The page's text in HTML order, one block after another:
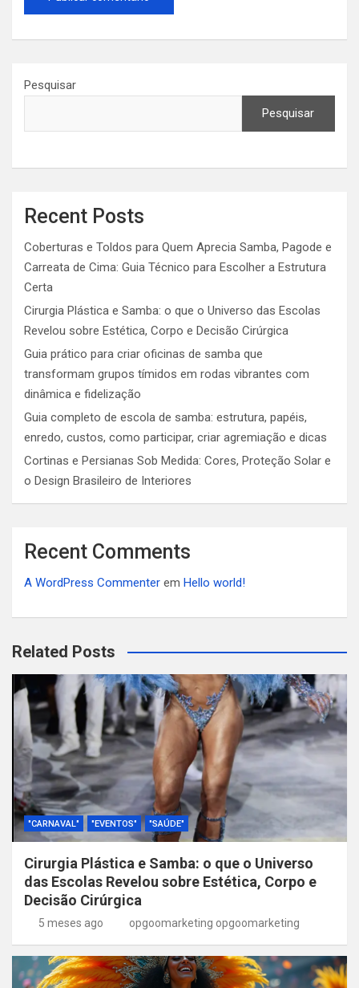
Pesquisar
Pesquisar
Recent Posts
Coberturas e Toldos para Quem Aprecia Samba, Pagode e
Carreata de Cima: Guia Técnico para Escolher a Estrutura
Certa
Cirurgia Plástica e Samba: o que o Universo das Escolas
Revelou sobre Estética, Corpo e Decisão Cirúrgica
Guia prático para criar oficinas de samba que
transformam grupos tímidos em rodas vibrantes com
dinâmica e fidelização
Guia completo de escola de samba: estrutura, papéis,
enredo, custos, como participar, criar agremiação e dicas
Cortinas e Persianas Sob Medida: Cores, Proteção Solar e
o Design Brasileiro de Interiores
Recent Comments
A WordPress Commenter em Hello world!
Related Posts
"CARNAVAL" "EVENTOS" "SAÚDE"
Cirurgia Plástica e Samba: o que o Universo
das Escolas Revelou sobre Estética, Corpo e
Decisão Cirúrgica
5 meses ago opgoomarketing opgoomarketing